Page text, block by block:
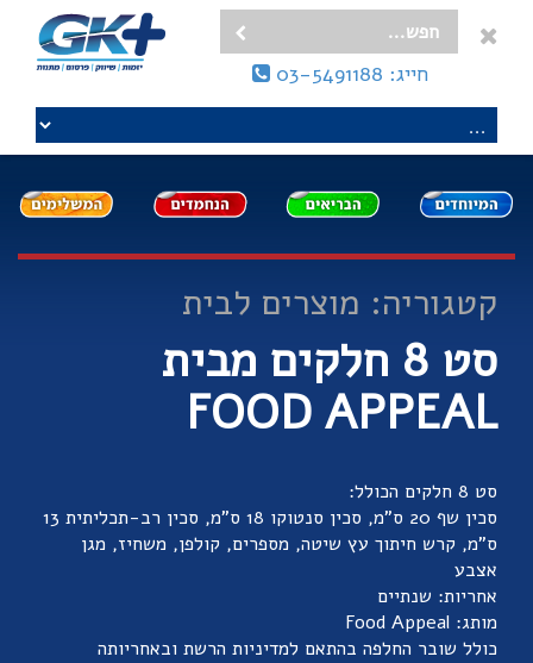
חייג: 03-5491188
קטגוריה: מוצרים לבית
סט 8 חלקים מבית
FOOD APPEAL
סט 8 חלקים הכולל:
סכין שף 20 ס"מ, סכין סנטוקו 18 ס"מ, סכין רב-תכליתית 13
ס"מ, קרש חיתוך עץ שיטה, מספרים, קולפן, משחיז, מגן
אצבע
אחריות: שנתיים
מותג: Food Appeal
כולל שובר החלפה בהתאם למדיניות הרשת ובאחריותה